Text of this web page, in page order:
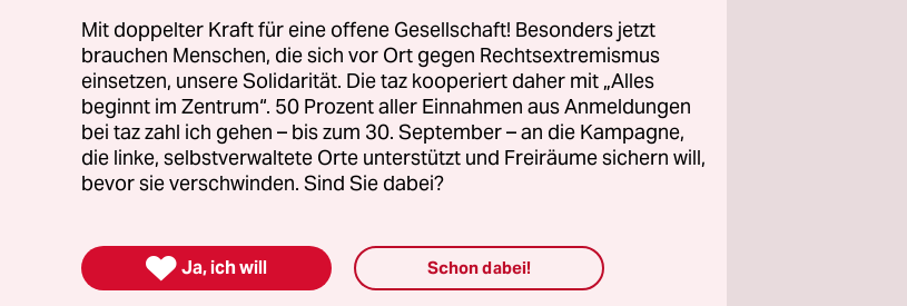
teilweise von Schädlingen befallen und wurden
Flächen sollten Windkraftanlagen
das Landesgesetz aber nicht zuließ. Einer
zufolge war die Änderung der Nutzungsart von
von Windkraftanlagen nicht erlaubt.
hatten private Waldbesitzer
Mit doppelter Kraft für eine offene Gesellschaft! Besonders jetzt
brauchen Menschen, die sich vor Ort gegen Rechtsextremismus
einsetzen, unsere Solidarität. Die taz kooperiert daher mit „Alles
beginnt im Zentrum“. 50 Prozent aller Einnahmen aus Anmeldungen
bei taz zahl ich gehen – bis zum 30. September – an die Kampagne,
die linke, selbstverwaltete Orte unterstützt und Freiräume sichern will,
bevor sie verschwinden. Sind Sie dabei?
 Ja, ich will Schon dabei!